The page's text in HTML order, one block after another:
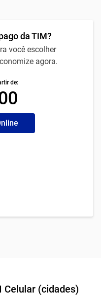
da TIM?
você escolher
agora.
de:
Celular (cidades)